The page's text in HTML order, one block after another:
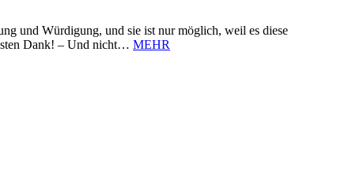
und Würdigung, und sie ist nur möglich, weil es diese
Dank! – Und nicht… MEHR